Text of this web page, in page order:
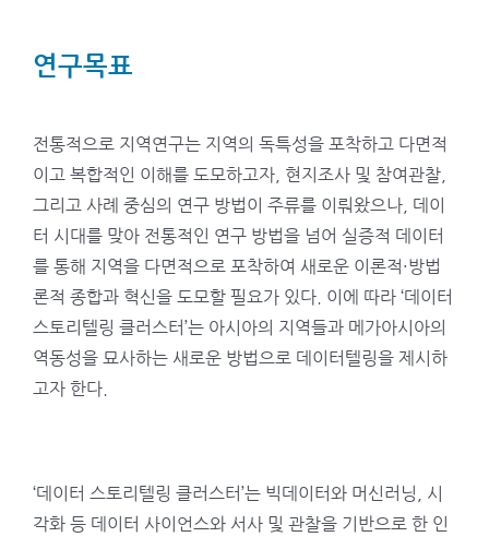
연구목표
전통적으로 지역연구는 지역의 독특성을 포착하고 다면적
이고 복합적인 이해를 도모하고자, 현지조사 및 참여관찰,
그리고 사례 중심의 연구 방법이 주류를 이뤄왔으나, 데이
터 시대를 맞아 전통적인 연구 방법을 넘어 실증적 데이터
를 통해 지역을 다면적으로 포착하여 새로운 이론적·방법
론적 종합과 혁신을 도모할 필요가 있다. 이에 따라 ‘데이터
스토리텔링 클러스터’는 아시아의 지역들과 메가아시아의
역동성을 묘사하는 새로운 방법으로 데이터텔링을 제시하
고자 한다.
‘데이터 스토리텔링 클러스터’는 빅데이터와 머신러닝, 시
각화 등 데이터 사이언스와 서사 및 관찰을 기반으로 한 인